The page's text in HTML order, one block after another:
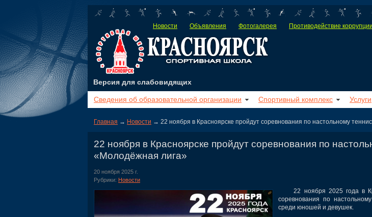
Новости
Объявления Фотогалерея Противодействие коррупции
Версия для слабовидящих
Сведения об образовательной организации Спортивный комплекс Услуги
Главная → Новости → 22 ноября в Красноярске пройдут соревнования по настольному
22 ноября в Красноярске пройдут соревнования по
«Молодёжная лига»
20 ноября 2025 г.
Рубрики: Новости
22 ноября 2025 года в
соревнования по
среди юношей и девушек.